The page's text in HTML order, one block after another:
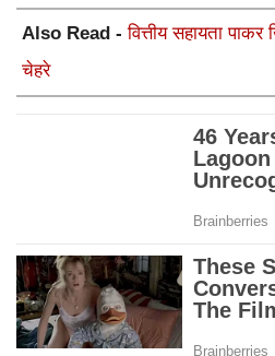
Also Read -वित्तीय सहायता
चेहरे